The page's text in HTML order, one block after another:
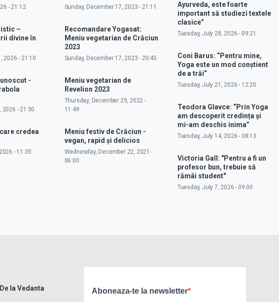
- 21:12
–
divine în
2026 - 21:10
-
2026 - 21:50
credea
- 11:35
Sunday, December 17, 2023 - 21:11
Recomandare Yogasat:
Meniu vegetarian de Crăciun
2023
Sunday, December 17, 2023 - 20:45
Meniu vegetarian de
Revelion 2023
Thursday, December 29, 2022 -
11:49
Meniu festiv de Crăciun -
vegan, rapid și delicios
Wednesday, December 22, 2021 -
06:00
Ayurveda, este foarte
important să studiezi textele
clasice”
Tuesday, July 28, 2026 - 09:21
Coni Barus: “Pentru mine,
Yoga este un mod conștient
de a trăi”
Tuesday, July 21, 2026 - 12:20
Teodora Glavce: “Prin Yoga
am descoperit credința și
mi-am deschis inima”
Tuesday, July 14, 2026 - 08:13
Victoria Gall: "Pentru a fi un
profesor bun, trebuie să
rămâi student"
Tuesday, July 7, 2026 - 09:00
la Vedanta